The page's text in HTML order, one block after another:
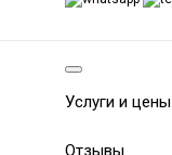
Услуги и цены
Отзывы